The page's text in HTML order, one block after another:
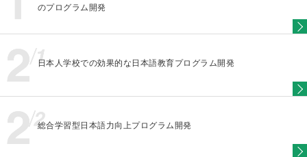
のプログラム開発
日本人学校での効果的な日本語教育プログラム開発
総合学習型日本語力向上プログラム開発